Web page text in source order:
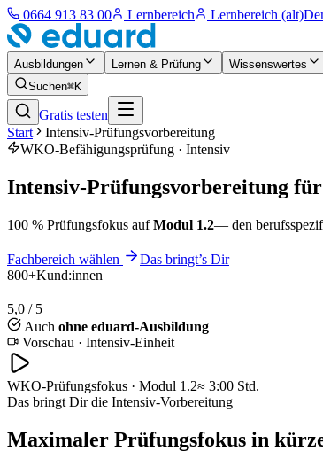
0664 913 83 00 Lernbereich Lernbereich (alt)
Ausbildungen Lernen & Prüfung Wissenswertes
Suchen⌘K
Gratis testen
Start
Intensiv-Prüfungsvorbereitung
WKO-Befähigungsprüfung · Intensiv
Intensiv-Prüfungsvorbereitung
100 % Prüfungsfokus aufModul 1.2— den
Fachbereich wählen
Das bringt’s Dir
800+Kund:innen
5,0 / 5
Auch ohne eduard-Ausbildung
Vorschau · Intensiv-Einheit
WKO-Prüfungsfokus · Modul 1.2≈ 3:00 Std.
Das bringt Dir die Intensiv-Vorbereitung
Maximaler Prüfungsfokus in